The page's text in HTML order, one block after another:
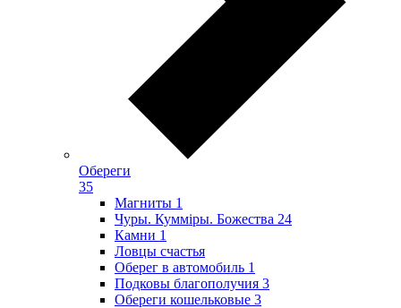
Обереги
35
Магниты 1
Чуры. Куммiры. Божества 24
Камни 1
Ловцы счастья
Оберег в автомобиль 1
Подковы благополучия 3
Обереги кошельковые 3